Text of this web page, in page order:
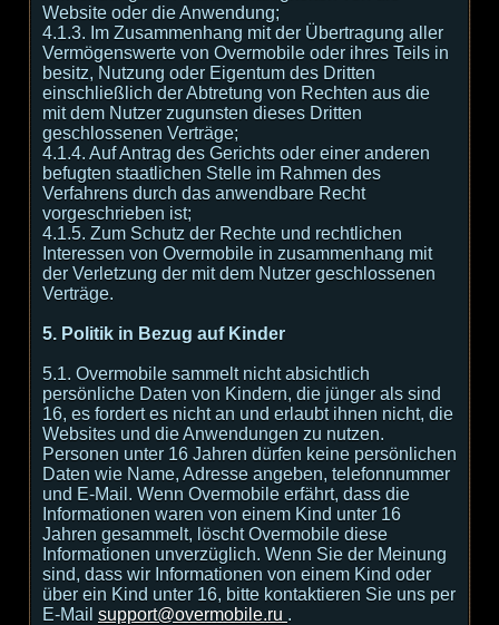
Website oder die Anwendung;
4.1.3. Im Zusammenhang mit der Übertragung aller
Vermögenswerte von Overmobile oder ihres Teils in
besitz, Nutzung oder Eigentum des Dritten
einschließlich der Abtretung von Rechten aus die
mit dem Nutzer zugunsten dieses Dritten
geschlossenen Verträge;
4.1.4. Auf Antrag des Gerichts oder einer anderen
befugten staatlichen Stelle im Rahmen des
Verfahrens durch das anwendbare Recht
vorgeschrieben ist;
4.1.5. Zum Schutz der Rechte und rechtlichen
Interessen von Overmobile in zusammenhang mit
der Verletzung der mit dem Nutzer geschlossenen
Verträge.
5. Politik in Bezug auf Kinder
5.1. Overmobile sammelt nicht absichtlich
persönliche Daten von Kindern, die jünger als sind
16, es fordert es nicht an und erlaubt ihnen nicht, die
Websites und die Anwendungen zu nutzen.
Personen unter 16 Jahren dürfen keine persönlichen
Daten wie Name, Adresse angeben, telefonnummer
und E-Mail. Wenn Overmobile erfährt, dass die
Informationen waren von einem Kind unter 16
Jahren gesammelt, löscht Overmobile diese
Informationen unverzüglich. Wenn Sie der Meinung
sind, dass wir Informationen von einem Kind oder
über ein Kind unter 16, bitte kontaktieren Sie uns per
E-Mail support@overmobile.ru .